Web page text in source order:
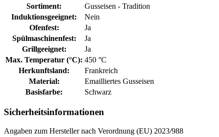
Sortiment:
Gusseisen - Tradition
Induktionsgeeignet:
Nein
Ofenfest:
Ja
Spülmaschinenfest:
Ja
Grillgeeignet:
Ja
Max. Temperatur (°C): 450 °C
Herkunftsland:
Frankreich
Material:
Emailliertes Gusseisen
Basisfarbe:
Schwarz
Sicherheitsinformationen
Angaben zum Hersteller nach Verordnung (EU) 2023/988